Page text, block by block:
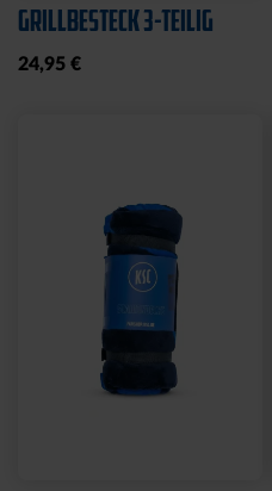
GRILLBESTECK 3-TEILIG
24,95 €